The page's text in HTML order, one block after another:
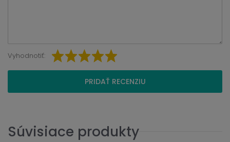
Vyhodnotiť:
PRIDAŤ RECENZIU
Súvisiace produkty